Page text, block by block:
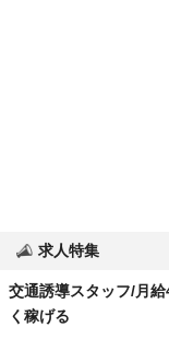
求人特集
交通誘導スタッフ/月
く稼げる